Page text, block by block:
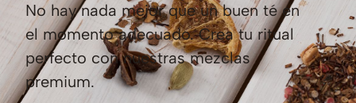
No hay nada mejor que un buen té en
el momento adecuado. Crea tu ritual
perfecto con nuestras mezclas
premium.